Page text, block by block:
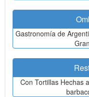
Gastronomía de
Con Tortillas Hechas